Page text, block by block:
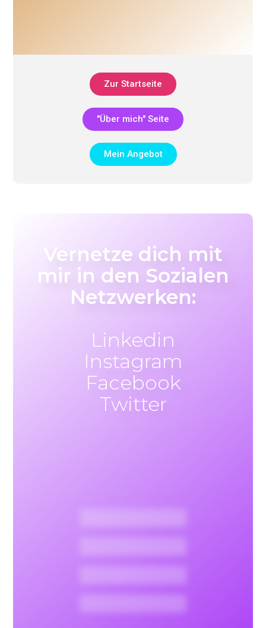
Zur Startseite
"Über mich" Seite
Mein Angebot
Vernetze dich mit
mir in den Sozialen
Netzwerken:
Linkedin
Instagram
Facebook
Twitter